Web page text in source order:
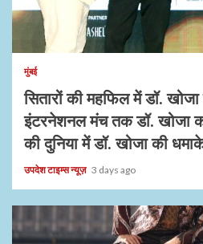
1 min read
मुंबई
सितारों की महफिल में डॉ.
इंटरनेशनल मंच तक डॉ. खोजा
की दुनिया में डॉ. खोजा की
उपदेश टाइम्स न्यूज़ 3 days ago